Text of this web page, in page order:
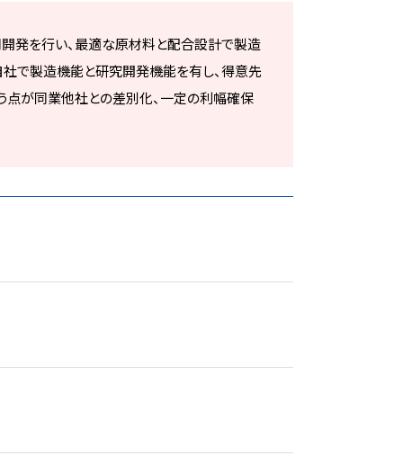
発を行い、最適な原材料と配合設計で製造
社で製造機能と研究開発機能を有し、得意先
が同業他社との差別化、一定の利幅確保